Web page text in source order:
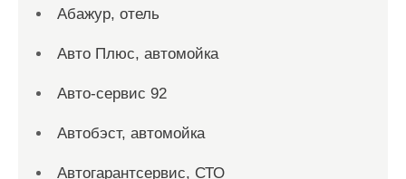
Абажур, отель
Авто Плюс, автомойка
Авто-сервис 92
Автобэст, автомойка
Автогарантсервис, СТО